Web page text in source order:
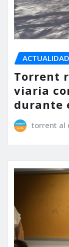
ACTUALIDAD
Torrent
viaria
durante
torrent al